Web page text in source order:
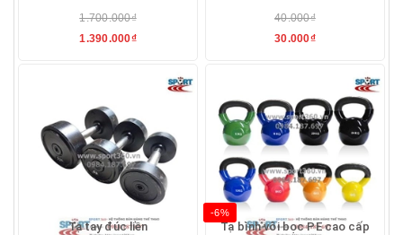
1.700.000₫
1.390.000₫
40.000₫
30.000₫
Tạ tay đúc liền
-6%
Tạ bình vôi bọc PE cao cấp